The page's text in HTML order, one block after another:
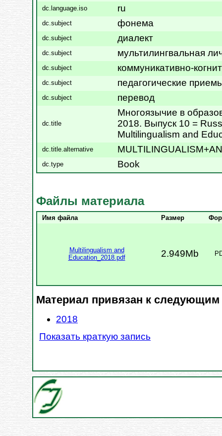
dc.language.iso ru
dc.subject фонема
dc.subject диалект
dc.subject мультилингвальная
dc.subject коммуникативно-
dc.subject педагогические
dc.subject перевод
dc.title
Многоязычие в
2018. Выпуск 10 =
Multilingualism and
dc.title.alternative
dc.type Book
Файлы материала
Имя файла Размер
Multilingualism and
Education_2018.pdf
2.949Mb
Материал привязан к следующим
2018
Показать краткую запись